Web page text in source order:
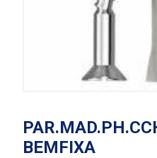
BEMFIXA